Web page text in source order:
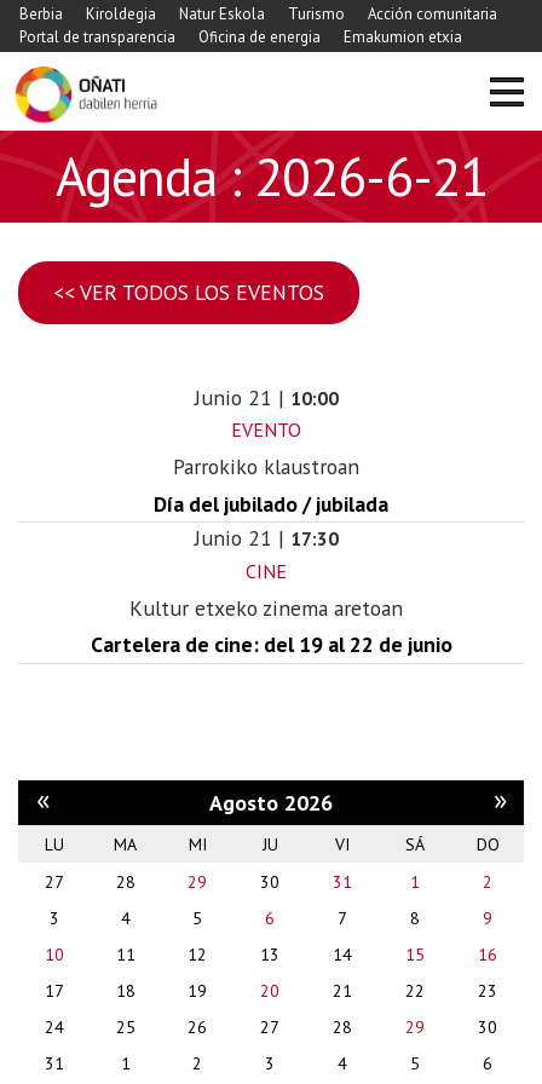
Berbia Kiroldegia Natur Eskola Turismo
Acción comunitaria
Portal de transparencia
Oficina de energia Emakumion etxia
Agenda : 2026-6-21
<< VER TODOS LOS EVENTOS
Junio 21 | 10:00
EVENTO
Parrokiko klaustroan
Día del jubilado / jubilada
Junio 21 | 17:30
CINE
Kultur etxeko zinema aretoan
Cartelera de cine: del 19 al 22 de junio
« Agosto 2026 »
month-
LU MA MI JU VI SÁ
DO
27
28 29 30 31 1
2
3
4 5 6 7 8
9
10
11 12 13 14 15
16
17
18 19 20 21 22
23
24
25 26 27 28 29
30
31
1 2 3 4 5 6